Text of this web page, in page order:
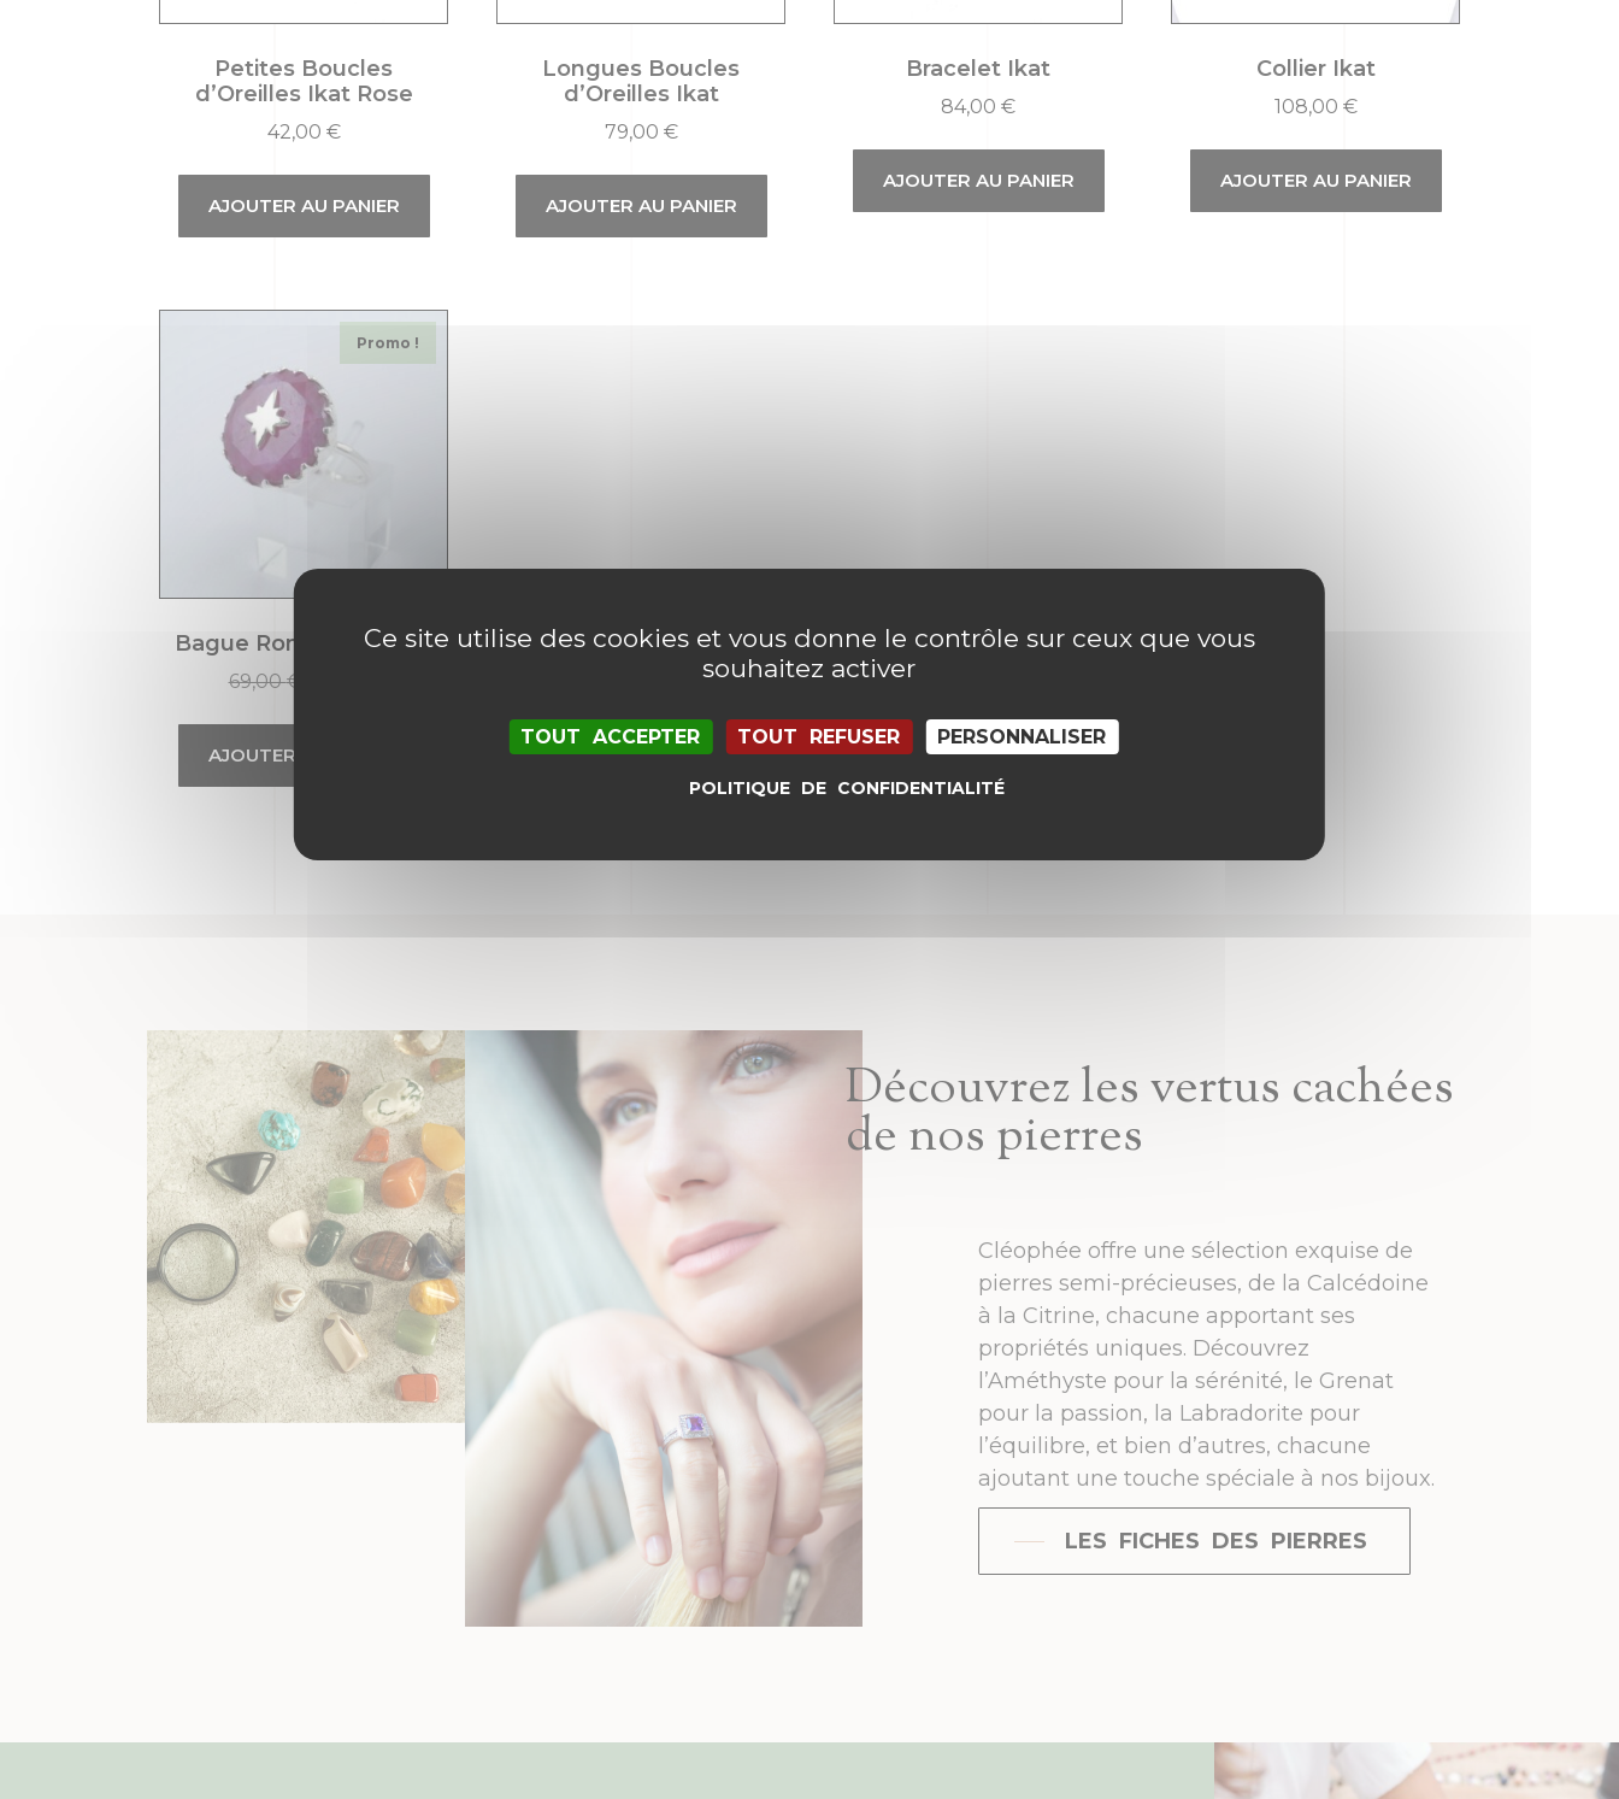
Petites Boucles
d’Oreilles Ikat Rose
42,00 €
AJOUTER AU PANIER
Longues Boucles
d’Oreilles Ikat
79,00 €
AJOUTER AU PANIER
Bracelet Ikat
84,00 €
AJOUTER AU PANIER
Collier Ikat
108,00 €
AJOUTER AU PANIER
Promo !
Bague Ronde en Rubis
69,00€
AJOUTER AU PANIER
Découvrez les vertus cachées
de nos pierres
Cléophée offre une sélection exquise de
pierres semi-précieuses, de la Calcédoine
à la Citrine, chacune apportant ses
propriétés uniques. Découvrez
l’Améthyste pour la sérénité, le Grenat
pour la passion, la Labradorite pour
l’équilibre, et bien d’autres, chacune
ajoutant une touche spéciale à nos bijoux.
LES FICHES DES PIERRES
Ce site utilise des cookies et vous donne le contrôle sur ceux que vous
souhaitez activer
TOUT ACCEPTER TOUT REFUSER PERSONNALISER
POLITIQUE DE CONFIDENTIALITÉ